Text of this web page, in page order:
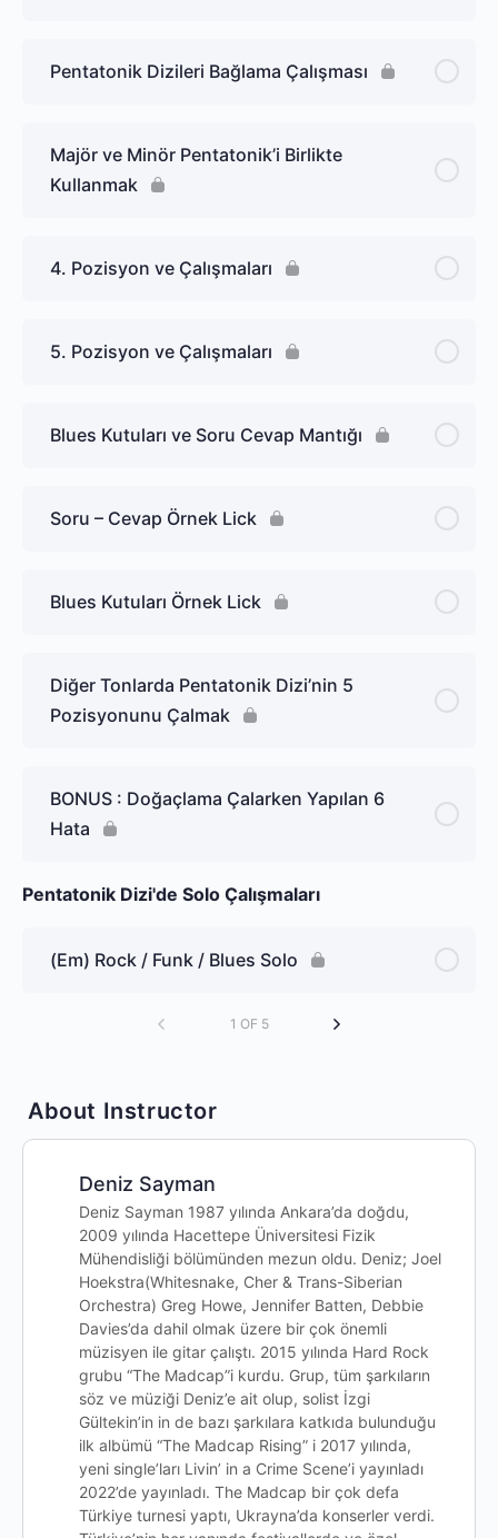
Pentatonik Dizileri Bağlama Çalışması
Majör ve Minör Pentatonik’i Birlikte
Kullanmak
4. Pozisyon ve Çalışmaları
5. Pozisyon ve Çalışmaları
Blues Kutuları ve Soru Cevap Mantığı
Soru – Cevap Örnek Lick
Blues Kutuları Örnek Lick
Diğer Tonlarda Pentatonik Dizi’nin 5
Pozisyonunu Çalmak
BONUS : Doğaçlama Çalarken Yapılan 6
Hata
Pentatonik Dizi'de Solo Çalışmaları
(Em) Rock / Funk / Blues Solo
1 OF 5
About Instructor
Deniz Sayman
Deniz Sayman 1987 yılında Ankara’da doğdu,
2009 yılında Hacettepe Üniversitesi Fizik
Mühendisliği bölümünden mezun oldu. Deniz; Joel
Hoekstra(Whitesnake, Cher & Trans-Siberian
Orchestra) Greg Howe, Jennifer Batten, Debbie
Davies’da dahil olmak üzere bir çok önemli
müzisyen ile gitar çalıştı. 2015 yılında Hard Rock
grubu “The Madcap”i kurdu. Grup, tüm şarkıların
söz ve müziği Deniz’e ait olup, solist İzgi
Gültekin’in in de bazı şarkılara katkıda bulunduğu
ilk albümü “The Madcap Rising” i 2017 yılında,
yeni single’ları Livin’ in a Crime Scene’i yayınladı
2022’de yayınladı. The Madcap bir çok defa
Türkiye turnesi yaptı, Ukrayna’da konserler verdi.